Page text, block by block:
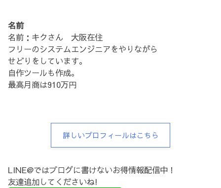
名前
名前：キクさん 大阪在住
フリーのシステムエンジニアをやりながら
せどりをしています。
自作ツールも作成。
最高月商は910万円
詳しいプロフィールはこちら
LINE@ではブログに書けないお得情報配信中！
友達追加してくださいね!